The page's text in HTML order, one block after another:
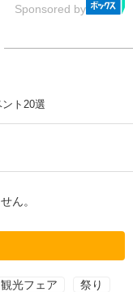
Sponsored by
ト20選
ん。
光フェア 祭り